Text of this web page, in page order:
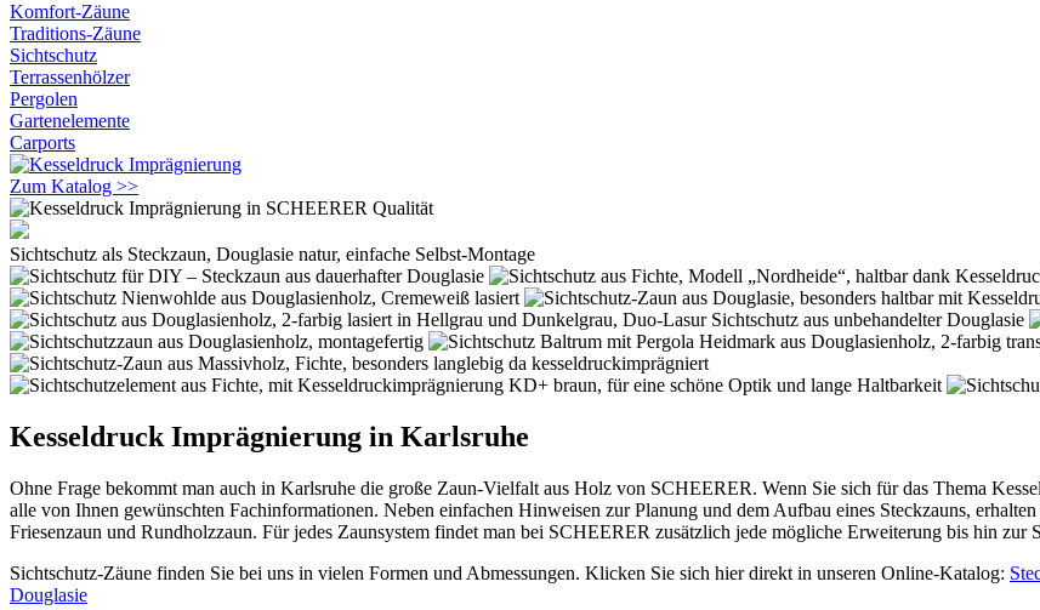
Komfort-Zäune
Traditions-Zäune
Sichtschutz
Terrassenhölzer
Pergolen
Gartenelemente
Carports
Zum Katalog >>
Sichtschutz als Steckzaun, Douglasie natur, einfache Selbst-Montage
Kesseldruck Imprägnierung in Karlsruhe
Ohne Frage bekommt man auch in Karlsruhe die große Zaun-Vielfalt aus Holz von SCHEERER. Wenn Sie sich für das Thema
alle von Ihnen gewünschten Fachinformationen. Neben einfachen Hinweisen zur Planung und dem Aufbau eines Steckzauns,
Friesenzaun und Rundholzzaun. Für jedes Zaunsystem findet man bei SCHEERER zusätzlich jede mögliche Erweiterung bis hin zur
Sichtschutz-Zäune finden Sie bei uns in vielen Formen und Abmessungen. Klicken Sie sich hier direkt in unseren Online-Katalog:
Douglasie